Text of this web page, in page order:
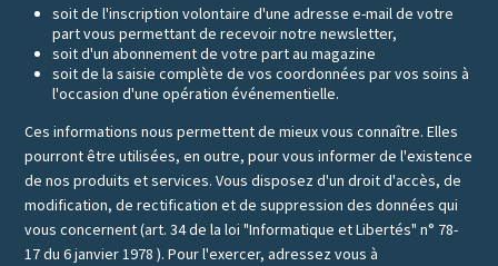
soit de l'inscription volontaire d'une adresse e-mail de votre
part vous permettant de recevoir notre newsletter,
soit d'un abonnement de votre part au magazine
soit de la saisie complète de vos coordonnées par vos soins à
l'occasion d'une opération événementielle.
Ces informations nous permettent de mieux vous connaître. Elles
pourront être utilisées, en outre, pour vous informer de l'existence
de nos produits et services. Vous disposez d'un droit d'accès, de
modification, de rectification et de suppression des données qui
vous concernent (art. 34 de la loi "Informatique et Libertés" n° 78-
17 du 6 janvier 1978 ). Pour l'exercer, adressez vous à